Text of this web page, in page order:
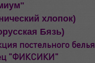
хлопок)
Бязь)
постельного белья
"ФИКСИКИ"